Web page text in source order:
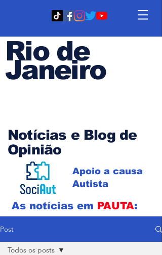
Rio de
Janeiro
Notícias e Blog de
Opinião
Apoio a causa
Autista
As notícias em PAUTA:
Post
Todos os posts